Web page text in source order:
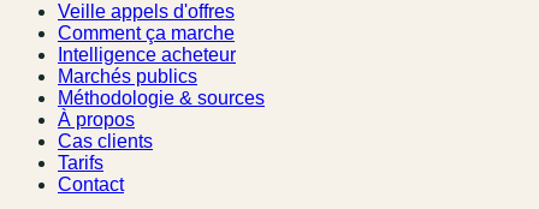
Veille appels d'offres
Comment ça marche
Intelligence acheteur
Marchés publics
Méthodologie & sources
À propos
Cas clients
Tarifs
Contact